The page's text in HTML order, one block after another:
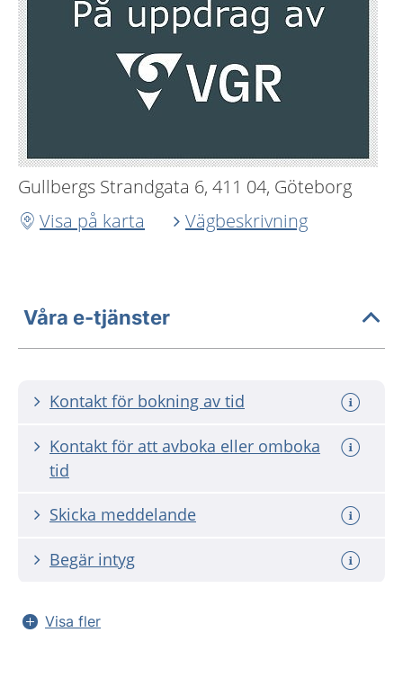
Gullbergs Strandgata 6, 411 04, Göteborg
Visa på karta
Vägbeskrivning
Våra e-tjänster
Kontakt för bokning av tid
Kontakt för att avboka eller omboka
tid
Skicka meddelande
Begär intyg
Visa fler